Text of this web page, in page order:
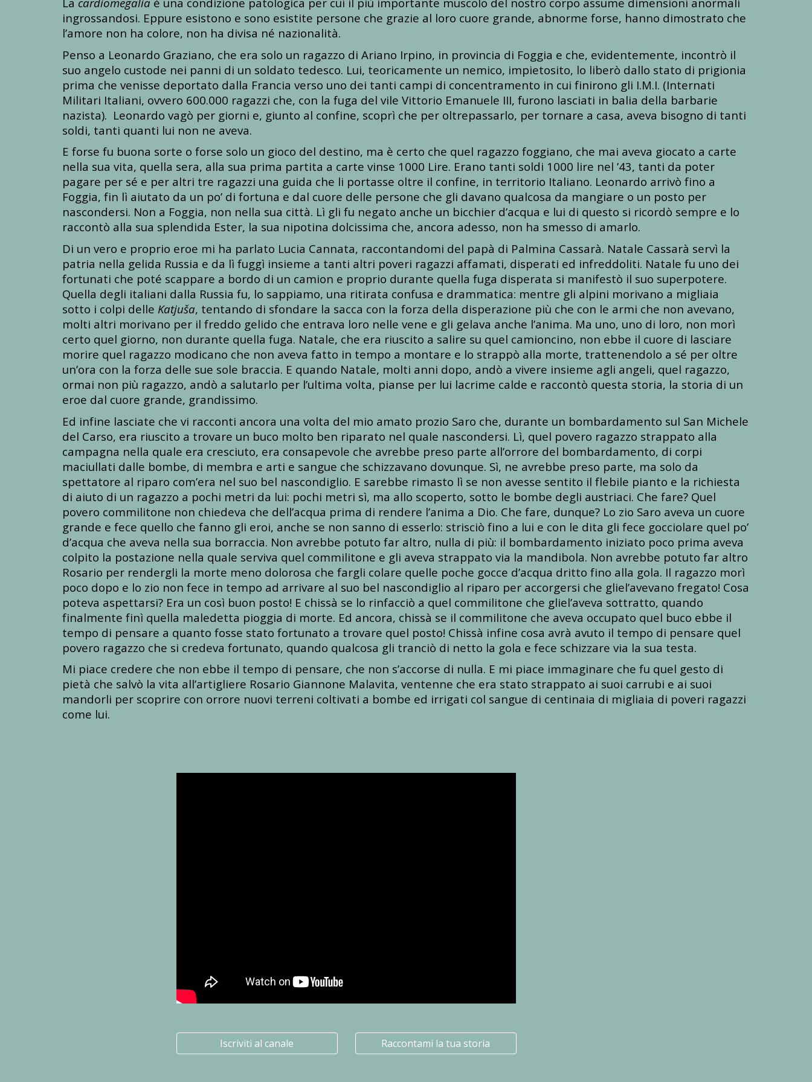
ingrossandosi. Eppure esistono e sono esistite persone che grazie al loro cuore grande, abnorme forse, hanno dimostrato che
l’amore non ha colore, non ha divisa né nazionalità.
Penso a Leonardo Graziano, che era solo un ragazzo di Ariano Irpino, in provincia di Foggia e che, evidentemente, incontrò il
suo angelo custode nei panni di un soldato tedesco. Lui, teoricamente un nemico, impietosito, lo liberò dallo stato di prigionia
prima che venisse deportato dalla Francia verso uno dei tanti campi di concentramento in cui finirono gli I.M.I. (Internati
Militari Italiani, ovvero 600.000 ragazzi che, con la fuga del vile Vittorio Emanuele III, furono lasciati in balia della barbarie
nazista). Leonardo vagò per giorni e, giunto al confine, scoprì che per oltrepassarlo, per tornare a casa, aveva bisogno di tanti
soldi, tanti quanti lui non ne aveva.
E forse fu buona sorte o forse solo un gioco del destino, ma è certo che quel ragazzo foggiano, che mai aveva giocato a carte
nella sua vita, quella sera, alla sua prima partita a carte vinse 1000 Lire. Erano tanti soldi 1000 lire nel ’43, tanti da poter
pagare per sé e per altri tre ragazzi una guida che li portasse oltre il confine, in territorio Italiano. Leonardo arrivò fino a
Foggia, fin lì aiutato da un po’ di fortuna e dal cuore delle persone che gli davano qualcosa da mangiare o un posto per
nascondersi. Non a Foggia, non nella sua città. Lì gli fu negato anche un bicchier d’acqua e lui di questo si ricordò sempre e lo
raccontò alla sua splendida Ester, la sua nipotina dolcissima che, ancora adesso, non ha smesso di amarlo.
Di un vero e proprio eroe mi ha parlato Lucia Cannata, raccontandomi del papà di Palmina Cassarà. Natale Cassarà servì la
patria nella gelida Russia e da lì fuggì insieme a tanti altri poveri ragazzi affamati, disperati ed infreddoliti. Natale fu uno dei
fortunati che poté scappare a bordo di un camion e proprio durante quella fuga disperata si manifestò il suo superpotere.
Quella degli italiani dalla Russia fu, lo sappiamo, una ritirata confusa e drammatica: mentre gli alpini morivano a migliaia
sotto i colpi delle Katjuša, tentando di sfondare la sacca con la forza della disperazione più che con le armi che non avevano,
molti altri morivano per il freddo gelido che entrava loro nelle vene e gli gelava anche l’anima. Ma uno, uno di loro, non morì
certo quel giorno, non durante quella fuga. Natale, che era riuscito a salire su quel camioncino, non ebbe il cuore di lasciare
morire quel ragazzo modicano che non aveva fatto in tempo a montare e lo strappò alla morte, trattenendolo a sé per oltre
un’ora con la forza delle sue sole braccia. E quando Natale, molti anni dopo, andò a vivere insieme agli angeli, quel ragazzo,
ormai non più ragazzo, andò a salutarlo per l’ultima volta, pianse per lui lacrime calde e raccontò questa storia, la storia di un
eroe dal cuore grande, grandissimo.
Ed infine lasciate che vi racconti ancora una volta del mio amato prozio Saro che, durante un bombardamento sul San Michele
del Carso, era riuscito a trovare un buco molto ben riparato nel quale nascondersi. Lì, quel povero ragazzo strappato alla
campagna nella quale era cresciuto, era consapevole che avrebbe preso parte all’orrore del bombardamento, di corpi
maciullati dalle bombe, di membra e arti e sangue che schizzavano dovunque. Sì, ne avrebbe preso parte, ma solo da
spettatore al riparo com’era nel suo bel nascondiglio. E sarebbe rimasto lì se non avesse sentito il flebile pianto e la richiesta
di aiuto di un ragazzo a pochi metri da lui: pochi metri sì, ma allo scoperto, sotto le bombe degli austriaci. Che fare? Quel
povero commilitone non chiedeva che dell’acqua prima di rendere l’anima a Dio. Che fare, dunque? Lo zio Saro aveva un cuore
grande e fece quello che fanno gli eroi, anche se non sanno di esserlo: strisciò fino a lui e con le dita gli fece gocciolare quel po’
d’acqua che aveva nella sua borraccia. Non avrebbe potuto far altro, nulla di più: il bombardamento iniziato poco prima aveva
colpito la postazione nella quale serviva quel commilitone e gli aveva strappato via la mandibola. Non avrebbe potuto far altro
Rosario per rendergli la morte meno dolorosa che fargli colare quelle poche gocce d’acqua dritto fino alla gola. Il ragazzo morì
poco dopo e lo zio non fece in tempo ad arrivare al suo bel nascondiglio al riparo per accorgersi che gliel’avevano fregato! Cosa
poteva aspettarsi? Era un così buon posto! E chissà se lo rinfacciò a quel commilitone che gliel’aveva sottratto, quando
finalmente finì quella maledetta pioggia di morte. Ed ancora, chissà se il commilitone che aveva occupato quel buco ebbe il
tempo di pensare a quanto fosse stato fortunato a trovare quel posto! Chissà infine cosa avrà avuto il tempo di pensare quel
povero ragazzo che si credeva fortunato, quando qualcosa gli tranciò di netto la gola e fece schizzare via la sua testa.
Mi piace credere che non ebbe il tempo di pensare, che non s’accorse di nulla. E mi piace immaginare che fu quel gesto di
pietà che salvò la vita all’artigliere Rosario Giannone Malavita, ventenne che era stato strappato ai suoi carrubi e ai suoi
mandorli per scoprire con orrore nuovi terreni coltivati a bombe ed irrigati col sangue di centinaia di migliaia di poveri ragazzi
come lui.
Iscriviti al canale Raccontami la tua storia